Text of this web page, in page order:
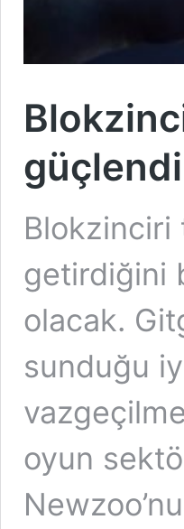
getirdiğini
olacak.
sunduğu
oyun